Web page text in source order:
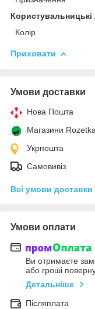
Користувальницькі
Колір
Приховати
Умови доставки
Нова Пошта
Магазини Rozetka
Укрпошта
Самовивіз
Всі умови доставки
Умови оплати
Ви отримаєте
або гроші
Детальніше
Післяплата